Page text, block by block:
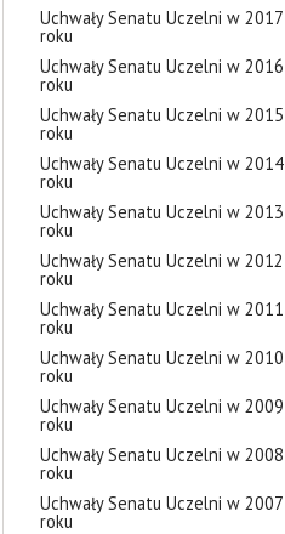
Uchwały Senatu Uczelni w 2017
roku
Uchwały Senatu Uczelni w 2016
roku
Uchwały Senatu Uczelni w 2015
roku
Uchwały Senatu Uczelni w 2014
roku
Uchwały Senatu Uczelni w 2013
roku
Uchwały Senatu Uczelni w 2012
roku
Uchwały Senatu Uczelni w 2011
roku
Uchwały Senatu Uczelni w 2010
roku
Uchwały Senatu Uczelni w 2009
roku
Uchwały Senatu Uczelni w 2008
roku
Uchwały Senatu Uczelni w 2007
roku